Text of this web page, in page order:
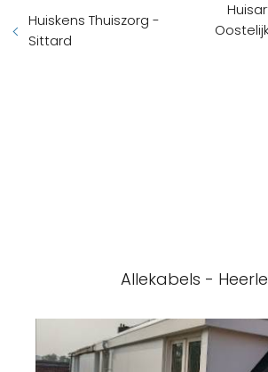
Huiskens Thuiszorg -
Sittard
Allekabels -